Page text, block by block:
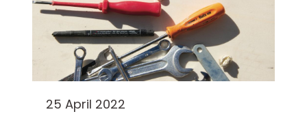
25 April 2022